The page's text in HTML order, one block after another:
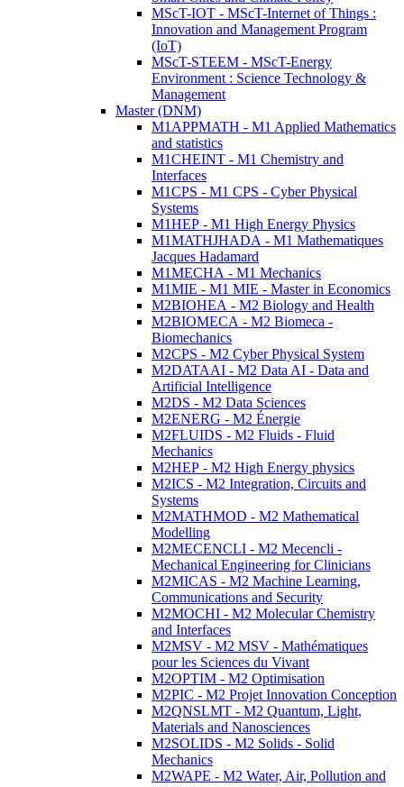
MScT-IOT - MScT-Internet of Things :
Innovation and Management Program
(IoT)
MScT-STEEM - MScT-Energy
Environment : Science Technology &
Management
Master (DNM)
M1APPMATH - M1 Applied Mathematics
and statistics
M1CHEINT - M1 Chemistry and
Interfaces
M1CPS - M1 CPS - Cyber Physical
Systems
M1HEP - M1 High Energy Physics
M1MATHJHADA - M1 Mathematiques
Jacques Hadamard
M1MECHA - M1 Mechanics
M1MIE - M1 MIE - Master in Economics
M2BIOHEA - M2 Biology and Health
M2BIOMECA - M2 Biomeca -
Biomechanics
M2CPS - M2 Cyber Physical System
M2DATAAI - M2 Data AI - Data and
Artificial Intelligence
M2DS - M2 Data Sciences
M2ENERG - M2 Énergie
M2FLUIDS - M2 Fluids - Fluid
Mechanics
M2HEP - M2 High Energy physics
M2ICS - M2 Integration, Circuits and
Systems
M2MATHMOD - M2 Mathematical
Modelling
M2MECENCLI - M2 Mecencli -
Mechanical Engineering for Clinicians
M2MICAS - M2 Machine Learning,
Communications and Security
M2MOCHI - M2 Molecular Chemistry
and Interfaces
M2MSV - M2 MSV - Mathématiques
pour les Sciences du Vivant
M2OPTIM - M2 Optimisation
M2PIC - M2 Projet Innovation Conception
M2QNSLMT - M2 Quantum, Light,
Materials and Nanosciences
M2SOLIDS - M2 Solids - Solid
Mechanics
M2WAPE - M2 Water, Air, Pollution and